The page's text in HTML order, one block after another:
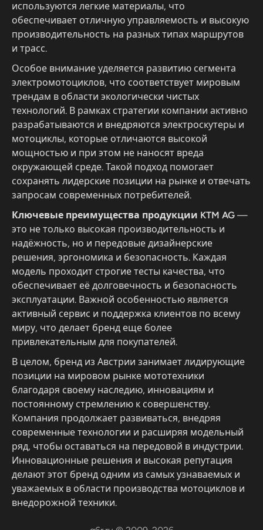
используются легкие материалы, что
обеспечивает отличную управляемость и высокую
производительность на разных типах маршрутов
и трасс.
Особое внимание уделяется развитию сегмента
электромотоциклов, что соответствует мировым
трендам в области экологически чистых
технологий. В рамках стратегии компании активно
разрабатываются и внедряются электроскутеры и
мотоциклы, которые отличаются высокой
мощностью и при этом не наносят вреда
окружающей среде. Такой подход помогает
сохранять лидерские позиции на рынке и отвечать
запросам современных потребителей.
Ключевые преимущества продукции KTM AG —
это не только высокая производительность и
надёжность, но и передовые дизайнерские
решения, эргономика и безопасность. Каждая
модель проходит строгие тесты качества, что
обеспечивает её долговечность и безопасность
эксплуатации. Важной особенностью является
активный сервис и поддержка клиентов по всему
миру, что делает бренд еще более
привлекательным для покупателей.
В целом, бренд из Австрии занимает лидирующие
позиции на мировом рынке мототехники
благодаря своему наследию, инновациям и
постоянному стремлению к совершенству.
Компания продолжает развиваться, внедряя
современные технологии и расширяя модельный
ряд, чтобы оставаться на передовой в индустрии.
Инновационные решения и высокая репутация
делают этот бренд одним из самых узнаваемых и
уважаемых в области производства мотоциклов и
внедорожной техники.